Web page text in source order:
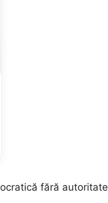
fără autoritate